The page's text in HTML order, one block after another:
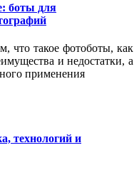
боты для
что такое фотоботы, как
и недостатки, а
применения
технологий и